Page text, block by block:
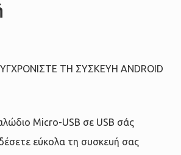
ΤΗ ΣΥΣΚΕΥΗ ANDROID
Micro-USB σε USB σάς
εύκολα τη συσκευή σας